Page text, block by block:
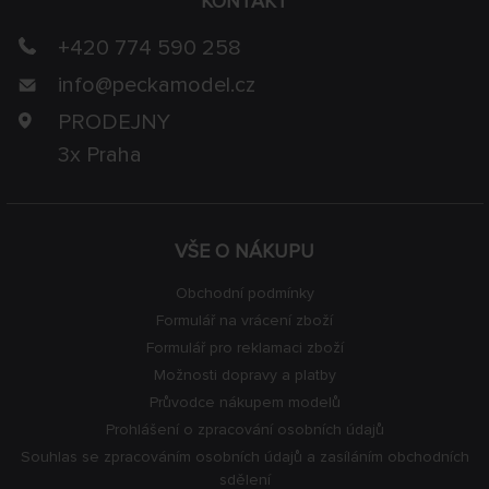
VŠE O NÁKUPU
Obchodní podmínky
Formulář na vrácení zboží
Formulář pro reklamaci zboží
Možnosti dopravy a platby
Průvodce nákupem modelů
Prohlášení o zpracování osobních údajů
Souhlas se zpracováním osobních údajů a zasíláním obchodních
sdělení
+420 774 590 258
info@peckamodel.cz
PRODEJNY
3x Praha